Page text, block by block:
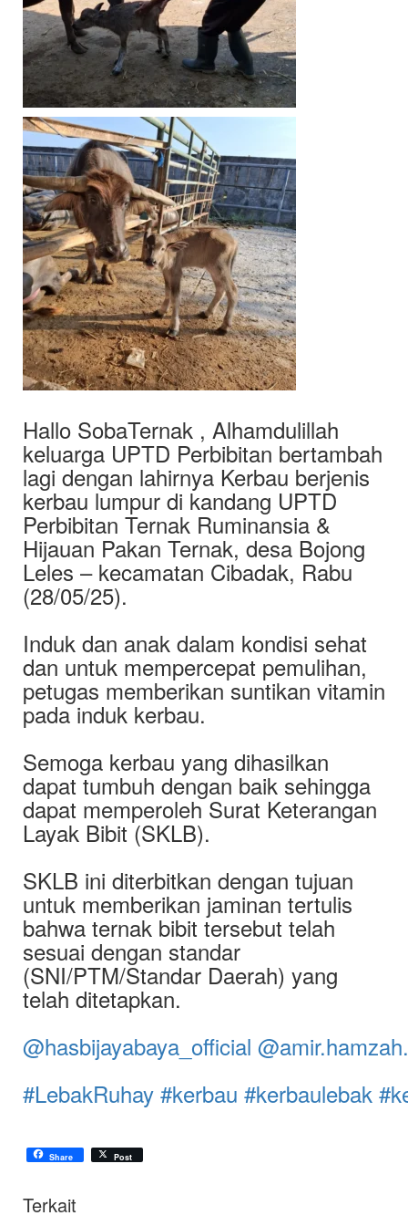
Hallo SobaTernak , Alhamdulillah
keluarga UPTD Perbibitan bertambah
lagi dengan lahirnya Kerbau berjenis
kerbau lumpur di kandang UPTD
Perbibitan Ternak Ruminansia &
Hijauan Pakan Ternak, desa Bojong
Leles – kecamatan Cibadak, Rabu
(28/05/25).
Induk dan anak dalam kondisi sehat
dan untuk mempercepat pemulihan,
petugas memberikan suntikan vitamin
pada induk kerbau.
Semoga kerbau yang dihasilkan
dapat tumbuh dengan baik sehingga
dapat memperoleh Surat Keterangan
Layak Bibit (SKLB).
SKLB ini diterbitkan dengan tujuan
untuk memberikan jaminan tertulis
bahwa ternak bibit tersebut telah
sesuai dengan standar
(SNI/PTM/Standar Daerah) yang
telah ditetapkan.
@hasbijayabaya_official
#LebakRuhay #kerbau #kerbaulebak
Share Post
Terkait